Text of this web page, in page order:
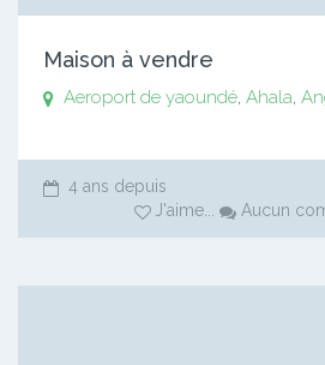
Maison à vendre
Aeroport de yaoundé, Ahala,
4 ans depuis
J'aime... Aucun